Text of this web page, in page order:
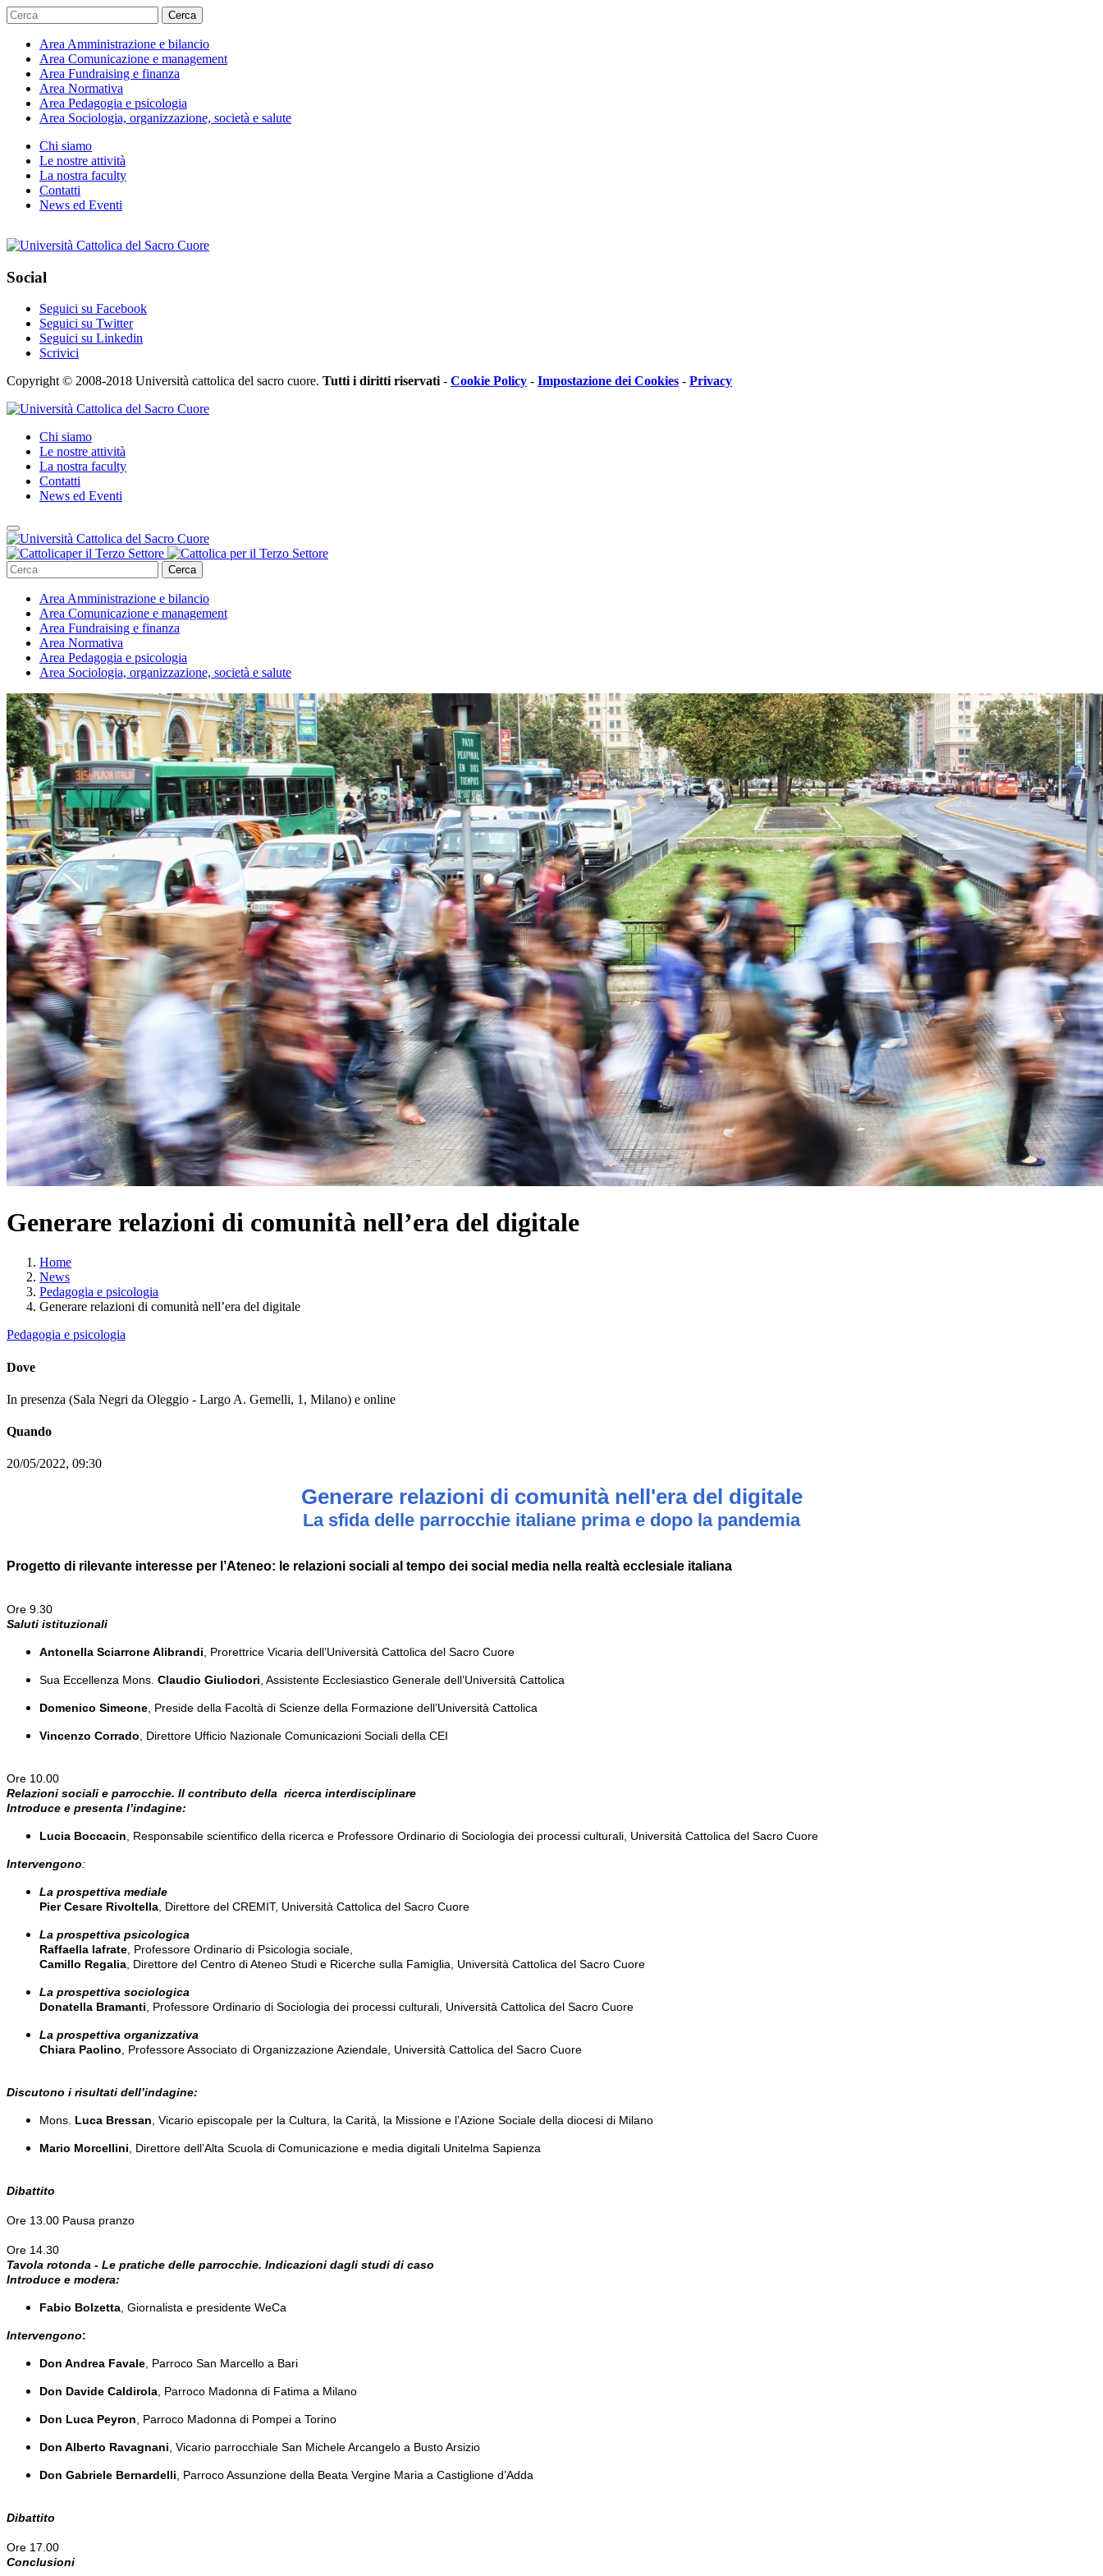
Cerca
Area Amministrazione e bilancio
Area Comunicazione e management
Area Fundraising e finanza
Area Normativa
Area Pedagogia e psicologia
Area Sociologia, organizzazione, società e salute
Chi siamo
Le nostre attività
La nostra faculty
Contatti
News ed Eventi
Social
Seguici su Facebook
Seguici su Twitter
Seguici su Linkedin
Scrivici
Copyright © 2008-2018 Università cattolica del sacro cuore. Tutti i diritti riservati- Cookie Policy - Impostazione dei Cookies - Privacy
Chi siamo
Le nostre attività
La nostra faculty
Contatti
News ed Eventi
Cerca
AreaAmministrazione e bilancio
Area Comunicazione e management
Area Fundraising e finanza
Area Normativa
Area Pedagogia e psicologia
Area Sociologia, organizzazione, società e salute
Generare relazioni di comunità nell’era del digitale
Home
News
Pedagogia e psicologia
Generare relazioni di comunità nell’era del digitale
Pedagogia e psicologia
Dove
In presenza (Sala Negri da Oleggio - Largo A. Gemelli, 1, Milano) e online
Quando
20/05/2022, 09:30
Generare relazioni di comunità nell'era del digitale
La sfida delle parrocchie italiane prima e dopo la pandemia
Progetto di rilevante interesse per l’Ateneo: le relazioni sociali al tempo dei social media nella realtà ecclesiale italiana
Ore 9.30
Saluti istituzionali
Antonella Sciarrone Alibrandi, Prorettrice Vicaria dell’Università Cattolica del Sacro Cuore
Sua Eccellenza Mons. Claudio Giuliodori, Assistente Ecclesiastico Generale dell’Università Cattolica
Domenico Simeone, Preside della Facoltà di Scienze della Formazione dell’Università Cattolica
Vincenzo Corrado, Direttore Ufficio Nazionale Comunicazioni Sociali della CEI
Ore 10.00
Relazioni sociali e parrocchie. Il contributo della ricerca interdisciplinare
Introduce e presenta l’indagine:
Lucia Boccacin, Responsabile scientifico della ricerca e Professore Ordinario di Sociologia dei processi culturali, Università Cattolica del Sacro Cuore
Intervengono:
La prospettiva mediale
Pier Cesare Rivoltella, Direttore del CREMIT, Università Cattolica del Sacro Cuore
La prospettiva psicologica
Raffaella Iafrate, Professore Ordinario di Psicologia sociale,
Camillo Regalia, Direttore del Centro di Ateneo Studi e Ricerche sulla Famiglia, Università Cattolica del Sacro Cuore
La prospettiva sociologica
Donatella Bramanti, Professore Ordinario di Sociologia dei processi culturali, Università Cattolica del Sacro Cuore
La prospettiva organizzativa
Chiara Paolino, Professore Associato di Organizzazione Aziendale, Università Cattolica del Sacro Cuore
Discutono i risultati dell’indagine:
Mons. Luca Bressan, Vicario episcopale per la Cultura, la Carità, la Missione e l’Azione Sociale della diocesi di Milano
Mario Morcellini, Direttore dell’Alta Scuola di Comunicazione e media digitali Unitelma Sapienza
Dibattito
Ore 13.00 Pausa pranzo
Ore 14.30
Tavola rotonda - Le pratiche delle parrocchie. Indicazioni dagli studi di caso
Introduce e modera:
Fabio Bolzetta, Giornalista e presidente WeCa
Intervengono:
Don Andrea Favale, Parroco San Marcello a Bari
Don Davide Caldirola, Parroco Madonna di Fatima a Milano
Don Luca Peyron, Parroco Madonna di Pompei a Torino
Don Alberto Ravagnani, Vicario parrocchiale San Michele Arcangelo a Busto Arsizio
Don Gabriele Bernardelli, Parroco Assunzione della Beata Vergine Maria a Castiglione d’Adda
Dibattito
Ore 17.00
Conclusioni